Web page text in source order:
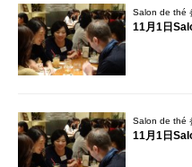
Salon de thé
11月1日
Salon de thé
11月1日